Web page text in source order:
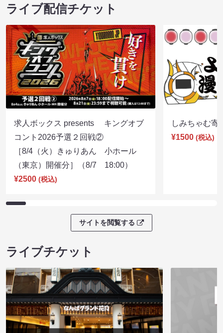
ライブ配信チケット
求人ボックス presents キングオブ
コント2026予選２回戦②
［8/4（火）きゅりあん 小ホール
（東京）開催分］（8/7 18:00）
¥2500 (税込)
しみちゃむ
¥1500 (税込)
サイトを閲覧する
ライブチケット